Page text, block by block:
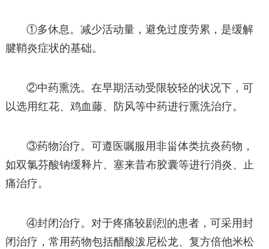
①多休息。减少活动量，避免过度劳累，是缓解
腱鞘炎症状的基础。
②中药熏洗。在早期活动受限较轻的状况下，可
以选用红花、鸡血藤、防风等中药进行熏洗治疗。
③药物治疗。可遵医嘱服用非甾体类抗炎药物，
如双氯芬酸钠缓释片、塞来昔布胶囊等进行消炎、止
痛治疗。
④封闭治疗。对于疼痛较剧烈的患者，可采用封
闭治疗，常用药物包括醋酸泼尼松龙、复方倍他米松